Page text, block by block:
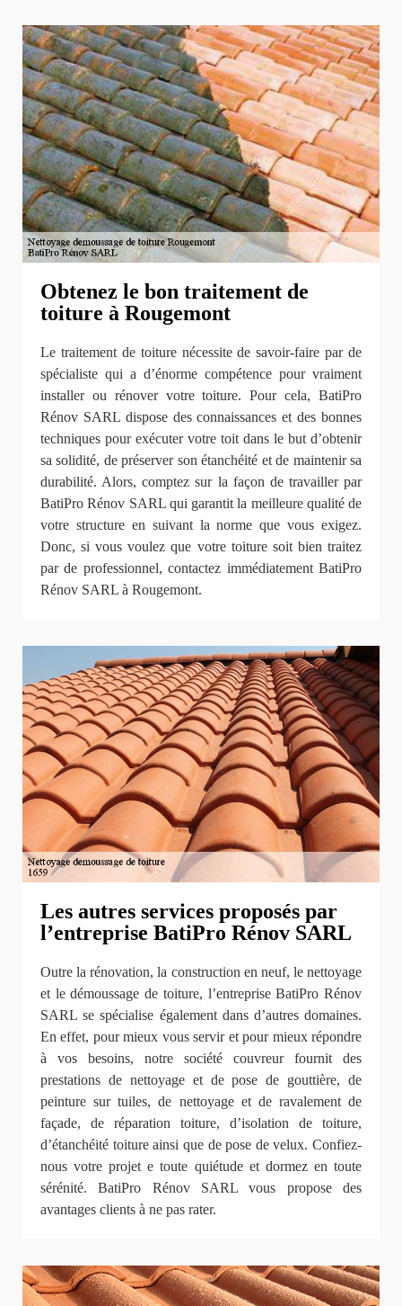
Obtenez le bon traitement de
toiture à Rougemont
Le traitement de toiture nécessite de savoir-faire par de
spécialiste qui a d’énorme compétence pour vraiment
installer ou rénover votre toiture. Pour cela, BatiPro
Rénov SARL dispose des connaissances et des bonnes
techniques pour exécuter votre toit dans le but d’obtenir
sa solidité, de préserver son étanchéité et de maintenir sa
durabilité. Alors, comptez sur la façon de travailler par
BatiPro Rénov SARL qui garantit la meilleure qualité de
votre structure en suivant la norme que vous exigez.
Donc, si vous voulez que votre toiture soit bien traitez
par de professionnel, contactez immédiatement BatiPro
Rénov SARL à Rougemont.
Les autres services proposés par
l’entreprise BatiPro Rénov SARL
Outre la rénovation, la construction en neuf, le nettoyage
et le démoussage de toiture, l’entreprise BatiPro Rénov
SARL se spécialise également dans d’autres domaines.
En effet, pour mieux vous servir et pour mieux répondre
à vos besoins, notre société couvreur fournit des
prestations de nettoyage et de pose de gouttière, de
peinture sur tuiles, de nettoyage et de ravalement de
façade, de réparation toiture, d’isolation de toiture,
d’étanchéité toiture ainsi que de pose de velux. Confiez-
nous votre projet e toute quiétude et dormez en toute
sérénité. BatiPro Rénov SARL vous propose des
avantages clients à ne pas rater.